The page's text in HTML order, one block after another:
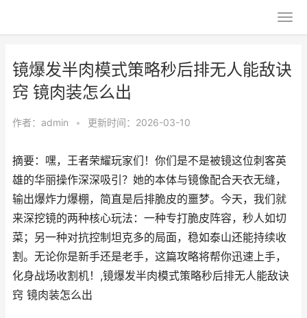
镜爆发半肉模式策略秒后排无人能敌诀
窍 镜肉装怎么出
作者： admin • 更新时间：2026-03-10
摘要：嘿，王者荣耀玩家们！你们是不是被镜这位刺客英
雄的华丽操作深深吸引？她的本体与镜像配合天衣无缝，
输出爆炸力爆棚，简直是后排脆皮的噩梦。今天，我们就
来深挖镜的两种核心玩法：一种专打脆皮阵容，秒人如切
菜；另一种对抗控制坦克多的局面，稳如泰山还能持续收
割。无论你是新手还是老手，这篇攻略将帮你迅速上手，
化身战场收割机！,镜爆发半肉模式策略秒后排无人能敌诀
窍 镜肉装怎么出